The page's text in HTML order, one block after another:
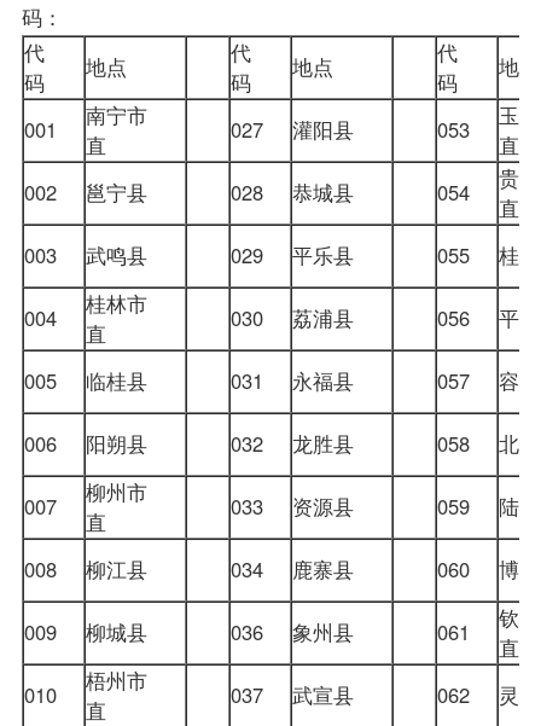
码：
代
码
地点
代
码
地点
代
码
地
001
南宁市
直
027 灌阳县 053
玉
直
002
邕宁县 028 恭城县 054
贵
直
003
武鸣县 029 平乐县 055 桂
004
桂林市
直
030 荔浦县 056 平
005 临桂县 031 永福县 057 容
006 阳朔县 032 龙胜县 058 北
007
柳州市
直
033 资源县 059 陆
008 柳江县 034 鹿寨县 060 博
009 柳城县 036 象州县 061
钦
直
010
梧州市
直
037 武宣县 062 灵